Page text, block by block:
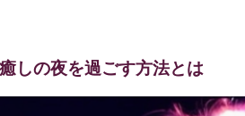
しの夜を過ごす方法とは